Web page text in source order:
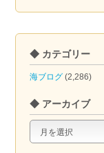
◆ カテゴリー
海ブログ (2,286)
◆ アーカイブ
ア